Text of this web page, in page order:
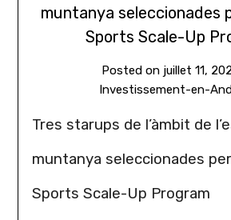
muntanya seleccionades
Sports Scale-Up
Posted on juillet 11,
Investissement-en-
Tres starups de l’àmbit de
muntanya seleccionades per
Sports Scale-Up Program